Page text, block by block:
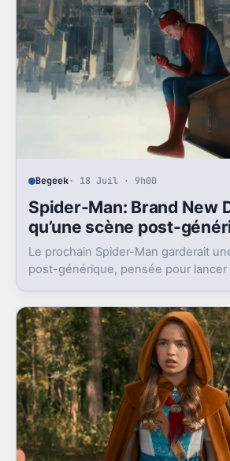
Begeek· 18 Juil · 9h00
Spider-Man: Brand New
qu’une scène post-
Le prochain Spider-Man garderait
post-générique, pensée pour lancer